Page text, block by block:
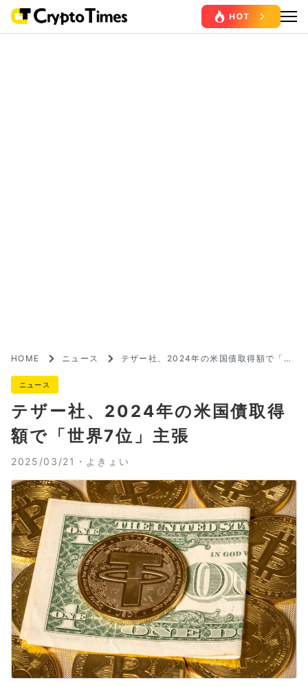
HOME ニュース
テザー社、2024年の米国債取得額で「世
ニュース
テザー社、2024年の米国債取得
額で「世界7位」主張
2025/03/21・ よきょい